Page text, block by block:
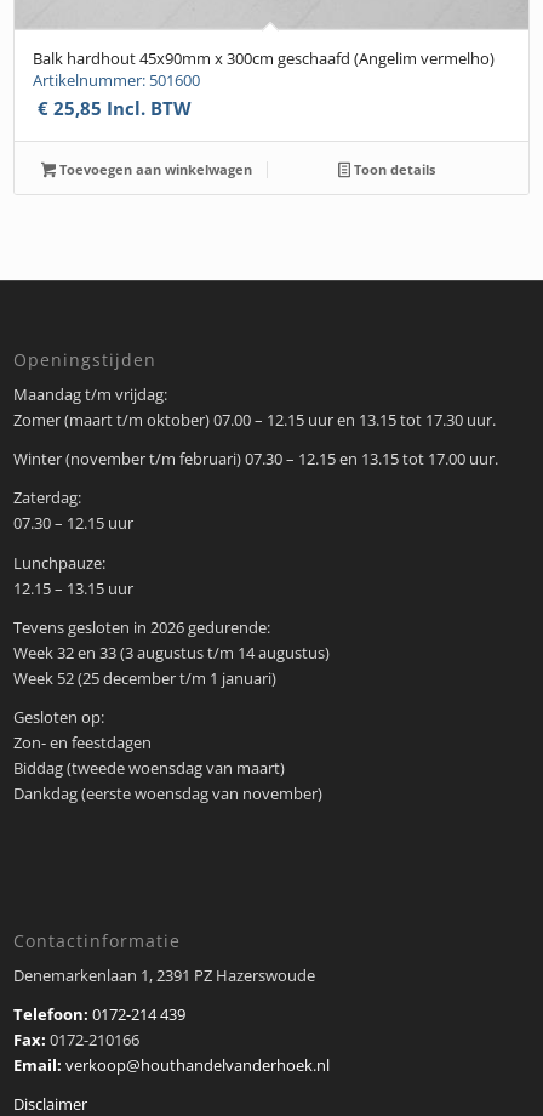
Balk hardhout 45x90mm x 300cm geschaafd (Angelim vermelho)
Artikelnummer: 501600
€ 25,85 Incl. BTW
Toevoegen aan winkelwagen Toon details
Openingstijden
Maandag t/m vrijdag:
Zomer (maart t/m oktober) 07.00 – 12.15 uur en 13.15 tot 17.30 uur.
Winter (november t/m februari) 07.30 – 12.15 en 13.15 tot 17.00 uur.
Zaterdag:
07.30 – 12.15 uur
Lunchpauze:
12.15 – 13.15 uur
Tevens gesloten in 2026 gedurende:
Week 32 en 33 (3 augustus t/m 14 augustus)
Week 52 (25 december t/m 1 januari)
Gesloten op:
Zon- en feestdagen
Biddag (tweede woensdag van maart)
Dankdag (eerste woensdag van november)
Contactinformatie
Denemarkenlaan 1, 2391 PZ Hazerswoude
Telefoon:0172-214 439
Fax:0172-210166
Email: verkoop@houthandelvanderhoek.nl
Disclaimer